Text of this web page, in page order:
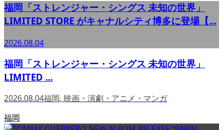
福岡「ストレンジャー・シングス 未知の世界」
LIMITED STORE がキャナルシティ博多に登場【...
2026.08.04
福岡「ストレンジャー・シングス 未知の世界」
LIMITED ...
2026.08.04福岡, 映画・演劇・アニメ・マンガ
福岡